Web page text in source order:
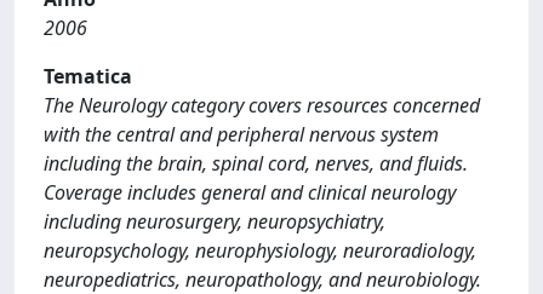
2006
Tematica
The Neurology category covers resources concerned
with the central and peripheral nervous system
including the brain, spinal cord, nerves, and fluids.
Coverage includes general and clinical neurology
including neurosurgery, neuropsychiatry,
neuropsychology, neurophysiology, neuroradiology,
neuropediatrics, neuropathology, and neurobiology.